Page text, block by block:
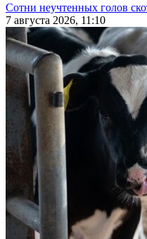
Сотни неучтенных голов
7 августа 2026, 11:10